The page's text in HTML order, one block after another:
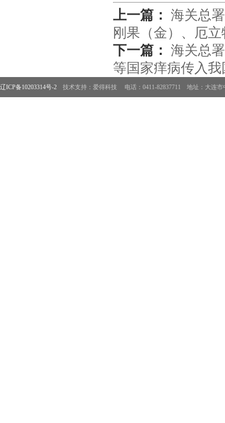
上一篇： 海关总
刚果（金）、厄
下一篇： 海关总
等国家痒病传入
辽ICP备10203314号-2 技术支持：爱得科技 电话：0411-82837711 地址：大连市